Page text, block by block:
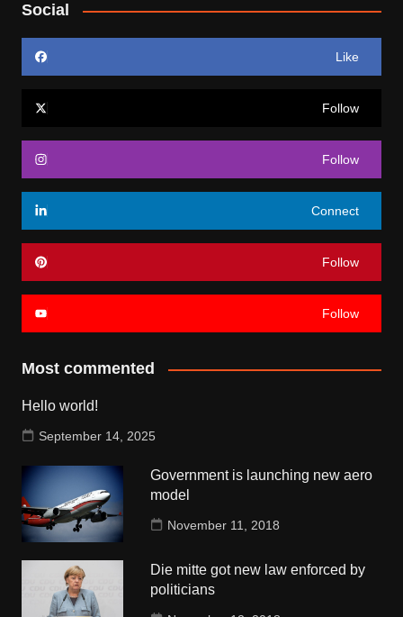
Social
Like
Follow
Follow
Connect
Follow
Follow
Most commented
Hello world!
September 14, 2025
Government is launching new aero
model
November 11, 2018
Die mitte got new law enforced by
politicians